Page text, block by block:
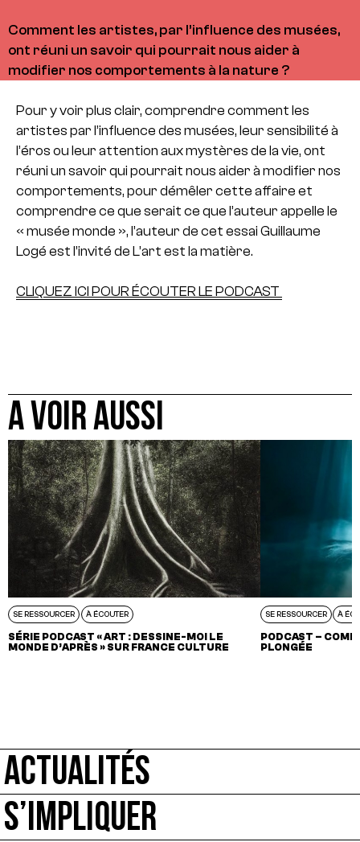
Comment les artistes, par l’influence des musées,
ont réuni un savoir qui pourrait nous aider à
modifier nos comportements à la nature ?
Pour y voir plus clair, comprendre comment les
artistes par l’influence des musées, leur sensibilité à
l’éros ou leur attention aux mystères de la vie, ont
réuni un savoir qui pourrait nous aider à modifier nos
comportements, pour démêler cette affaire et
comprendre ce que serait ce que l’auteur appelle le
« musée monde », l’auteur de cet essai Guillaume
Logé est l’invité de L’art est la matière.
CLIQUEZ ICI POUR ÉCOUTER LE PODCAST
A VOIR AUSSI
SE RESSOURCER À ÉCOUTER
SÉRIE PODCAST « ART : DESSINE-MOI LE
MONDE D’APRÈS » SUR FRANCE CULTURE
SE RESSOURCER À
PODCAST –
PLONGÉE
ACTUALITÉS
S’IMPLIQUER